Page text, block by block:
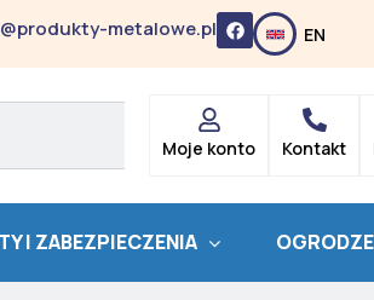
metalowe.pl F
a
c
e
k
EN
Moje konto
Kontakt
I ZABEZPIECZENIA